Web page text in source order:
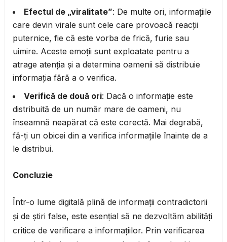
Efectul de „viralitate”: De multe ori, informațiile
care devin virale sunt cele care provoacă reacții
puternice, fie că este vorba de frică, furie sau
uimire. Aceste emoții sunt exploatate pentru a
atrage atenția și a determina oamenii să distribuie
informația fără a o verifica.
Verifică de două ori: Dacă o informație este
distribuită de un număr mare de oameni, nu
înseamnă neapărat că este corectă. Mai degrabă,
fă-ți un obicei din a verifica informațiile înainte de a
le distribui.
Concluzie
Într-o lume digitală plină de informații contradictorii
și de știri false, este esențial să ne dezvoltăm abilități
critice de verificare a informațiilor. Prin verificarea